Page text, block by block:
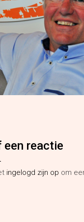
een reactie
ingelogd zijn op om